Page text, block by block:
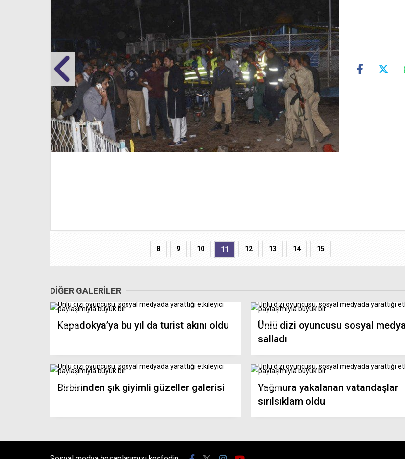
8 9 10 11 12 13 14 15
DİĞER GALERİLER
Kapadokya’ya bu yıl da turist akını oldu
Ünlü dizi oyuncusu sosyal
salladı
Birbirinden şık giyimli güzeller galerisi
Yağmura yakalanan vatandaşlar
sırılsıklam oldu